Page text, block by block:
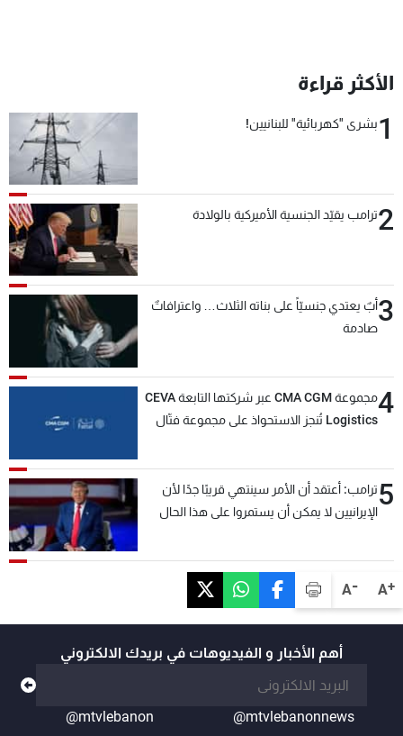
A+
A-
الأكثر قراءة
1بشرى "كهربائية" للبنانيين!
2ترامب يقيّد الجنسية الأميركية بالولادة
3أبٌ يعتدي جنسيّاً على بناته الثلاث… واعترافاتٌ
صادمة
4
مجموعة CMA CGM عبر شركتها التابعة CEVA
Logistics تُنجز الاستحواذ على مجموعة فتّال
5ترامب: أعتقد أن الأمر سينتهي قريبًا جدًا لأن
الإيرانيين لا يمكن أن يستمروا على هذا الحال
أهم الأخبار و الفيديوهات في بريدك الالكتروني
@mtvlebanonnews
@mtvlebanon